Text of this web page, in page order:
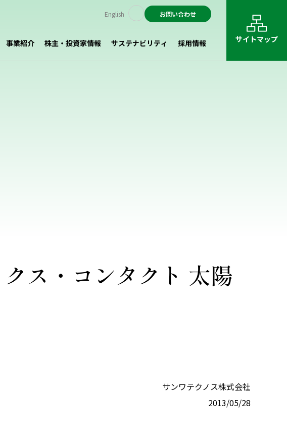
English お問い合わせ
事業紹介 株主・投資家情報 サステナビリティ 採用情報 サイトマップ
ス・コンタクト 太陽
サンワテクノス株式会社
2013/05/28